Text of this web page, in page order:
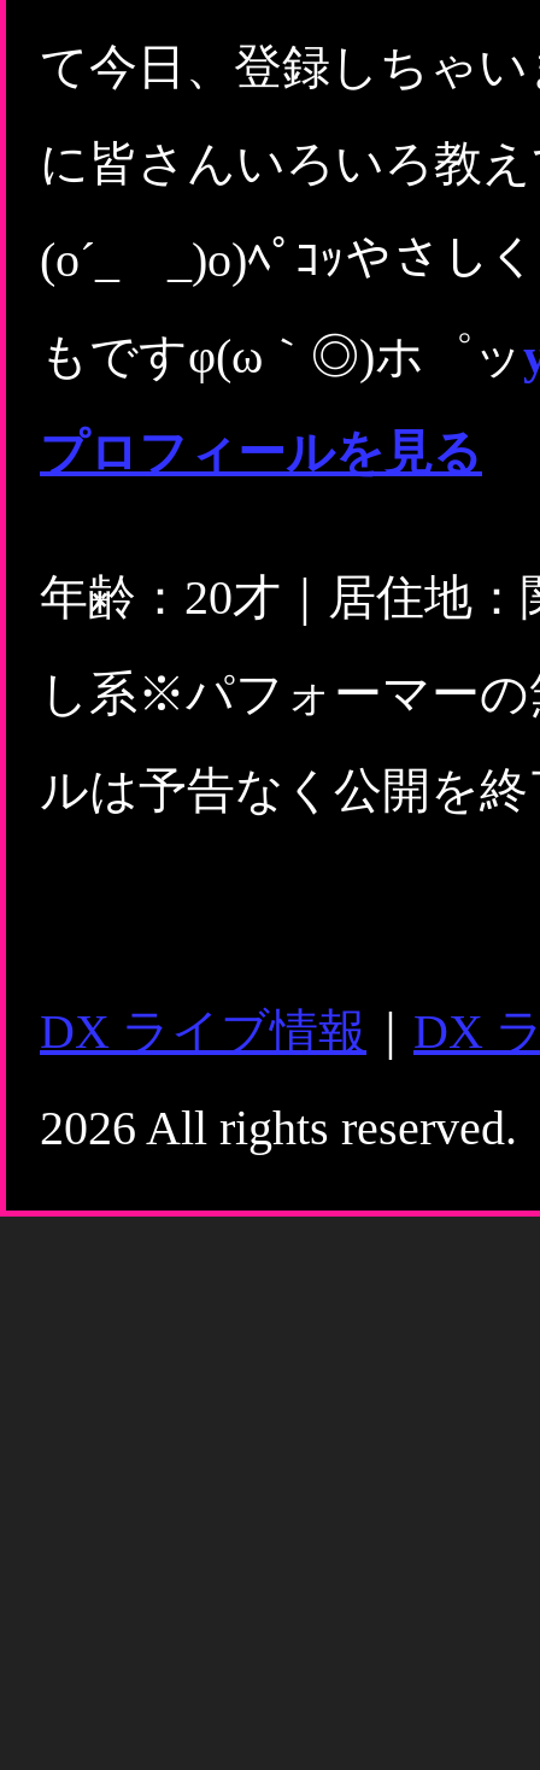
て今日、登録しちゃ
に皆さんいろいろ教え
(o´_ _)o)ﾍﾟｺｯやさし
もですφ(ω｀◎)ホ゜ッ
プロフィールを見る
年齢：20才｜居住地
し系※パフォーマー
ルは予告なく公開を
DX ライブ情報
DX
2026 All rights reserved.